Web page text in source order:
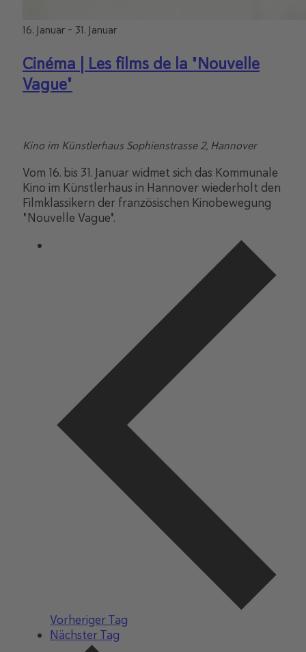
16. Januar - 31. Januar
Cinéma | Les films de la "Nouvelle
Vague"
Kino im Künstlerhaus Sophienstrasse 2, Hannover
Vom 16. bis 31. Januar widmet sich das Kommunale
Kino im Künstlerhaus in Hannover wiederholt den
Filmklassikern der französischen Kinobewegung
"Nouvelle Vague".
Vorheriger Tag
Nächster Tag